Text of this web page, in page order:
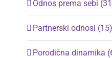
Odnos prema sebi
Partnerski odnosi (15)
Porodična dinamika